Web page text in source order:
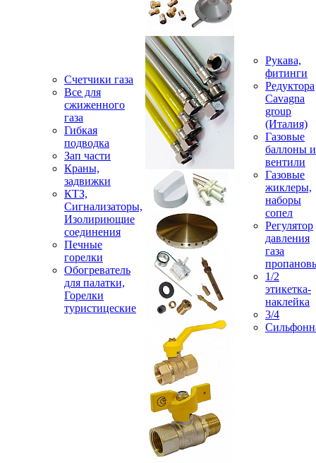
Счетчики газа
Все для
сжиженного
газа
Гибкая
подводка
Зап части
Краны,
задвижки
КТЗ,
Сигнализаторы,
Изолириющие
соединения
Печные
горелки
Обогреватель
для палатки,
Горелки
туристицеские
Рукава,
фитинги
Редуктора
Cavagna
group
(Италия)
Газовые
баллоны и
вентили
Газовые
жиклеры,
наборы
сопел
Регулятор
давления
газа
1/2
этикетка-
наклейка
3/4